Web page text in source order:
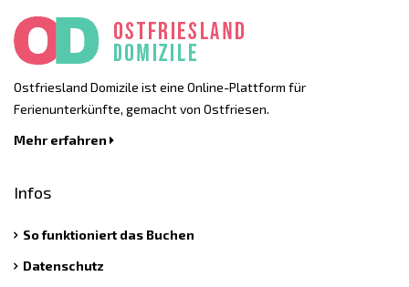
Ostfriesland Domizile ist eine Online-Plattform für
Ferienunterkünfte, gemacht von Ostfriesen.
Mehr erfahren
Infos
So funktioniert das Buchen
Datenschutz